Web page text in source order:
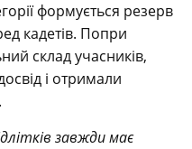
формується резерв
кадетів. Попри
склад учасників,
і отримали
завжди має